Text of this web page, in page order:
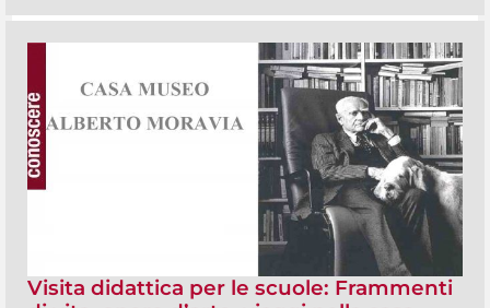
Visita didattica per le scuole: Frammenti